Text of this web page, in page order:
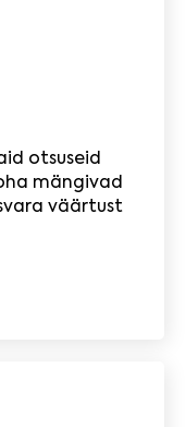
otsuseid
mängivad
väärtust